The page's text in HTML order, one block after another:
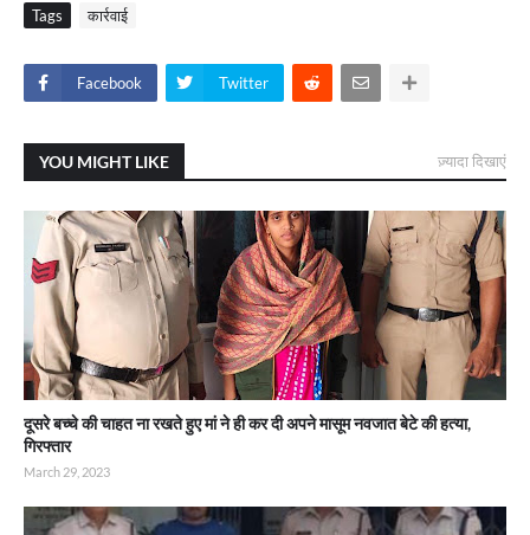
Tags कार्रवाई
Facebook Twitter
YOU MIGHT LIKE ज़्यादा दिखाएं
दूसरे बच्चे की चाहत ना रखते हुए मां ने ही कर दी अपने मासूम नवजात बेटे की हत्या,
गिरफ्तार
March 29, 2023